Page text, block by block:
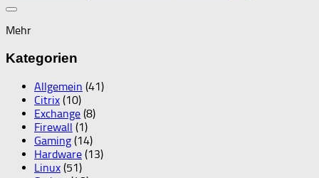
Mehr
Kategorien
Allgemein (41)
Citrix (10)
Exchange (8)
Firewall (1)
Gaming (14)
Hardware (13)
Linux (51)